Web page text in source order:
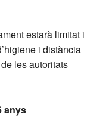
estarà limitat i
i distància
les autoritats
anys